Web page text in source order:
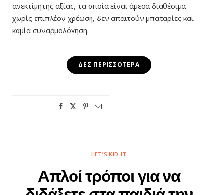
ανεκτίμητης αξίας, τα οποία είναι άμεσα διαθέσιμα
χωρίς επιπλέον χρέωση, δεν απαιτούν μπαταρίες και
καμία συναρμολόγηση.
ΔΕΣ ΠΕΡΙΣΣΌΤΕΡΑ
LET’S KID IT
Απλοί τρόποι για να